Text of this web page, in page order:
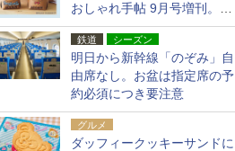
おしゃれ手帖 9月号増刊。レ
ザー調で高級感ある2個セッ
ト鉄道 シーズン
明日から新幹線「のぞみ」自
由席なし。お盆は指定席の予
約必須につき要注意
グルメ
ダッフィークッキーサンドに